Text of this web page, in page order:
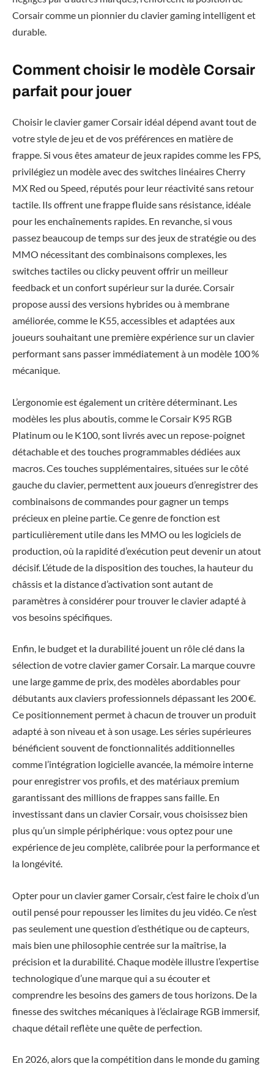
Corsair comme un pionnier du clavier gaming intelligent et
durable.
Comment choisir le modèle Corsair
parfait pour jouer
Choisir le clavier gamer Corsair idéal dépend avant tout de
votre style de jeu et de vos préférences en matière de
frappe. Si vous êtes amateur de jeux rapides comme les FPS,
privilégiez un modèle avec des switches linéaires Cherry
MX Red ou Speed, réputés pour leur réactivité sans retour
tactile. Ils offrent une frappe fluide sans résistance, idéale
pour les enchaînements rapides. En revanche, si vous
passez beaucoup de temps sur des jeux de stratégie ou des
MMO nécessitant des combinaisons complexes, les
switches tactiles ou clicky peuvent offrir un meilleur
feedback et un confort supérieur sur la durée. Corsair
propose aussi des versions hybrides ou à membrane
améliorée, comme le K55, accessibles et adaptées aux
joueurs souhaitant une première expérience sur un clavier
performant sans passer immédiatement à un modèle 100 %
mécanique.
L’ergonomie est également un critère déterminant. Les
modèles les plus aboutis, comme le Corsair K95 RGB
Platinum ou le K100, sont livrés avec un repose-poignet
détachable et des touches programmables dédiées aux
macros. Ces touches supplémentaires, situées sur le côté
gauche du clavier, permettent aux joueurs d’enregistrer des
combinaisons de commandes pour gagner un temps
précieux en pleine partie. Ce genre de fonction est
particulièrement utile dans les MMO ou les logiciels de
production, où la rapidité d’exécution peut devenir un atout
décisif. L’étude de la disposition des touches, la hauteur du
châssis et la distance d’activation sont autant de
paramètres à considérer pour trouver le clavier adapté à
vos besoins spécifiques.
Enfin, le budget et la durabilité jouent un rôle clé dans la
sélection de votre clavier gamer Corsair. La marque couvre
une large gamme de prix, des modèles abordables pour
débutants aux claviers professionnels dépassant les 200 €.
Ce positionnement permet à chacun de trouver un produit
adapté à son niveau et à son usage. Les séries supérieures
bénéficient souvent de fonctionnalités additionnelles
comme l’intégration logicielle avancée, la mémoire interne
pour enregistrer vos profils, et des matériaux premium
garantissant des millions de frappes sans faille. En
investissant dans un clavier Corsair, vous choisissez bien
plus qu’un simple périphérique : vous optez pour une
expérience de jeu complète, calibrée pour la performance et
la longévité.
Opter pour un clavier gamer Corsair, c’est faire le choix d’un
outil pensé pour repousser les limites du jeu vidéo. Ce n’est
pas seulement une question d’esthétique ou de capteurs,
mais bien une philosophie centrée sur la maîtrise, la
précision et la durabilité. Chaque modèle illustre l’expertise
technologique d’une marque qui a su écouter et
comprendre les besoins des gamers de tous horizons. De la
finesse des switches mécaniques à l’éclairage RGB immersif,
chaque détail reflète une quête de perfection.
En 2026, alors que la compétition dans le monde du gaming